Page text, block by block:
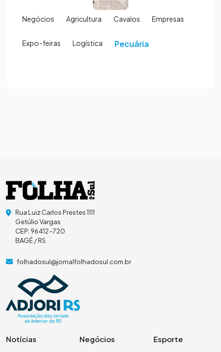
Negócios Agricultura Cavalos Empresas
Expo-feiras Logística Pecuária
Rua Luiz Carlos Prestes 1111
Getúlio Vargas
CEP: 96412-720
BAGÉ / RS
folhadosul@jornalfolhadosul.com.br
Notícias Negócios Esporte